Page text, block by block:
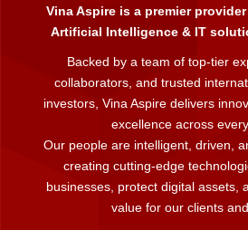
Vina Aspire is a premier
Artificial Intelligence & IT
Backed by a team of top-tier
collaborators, and trusted
investors, Vina Aspire delivers
excellence across
Our people are intelligent, driven,
creating cutting-edge
businesses, protect digital assets,
value for our clients